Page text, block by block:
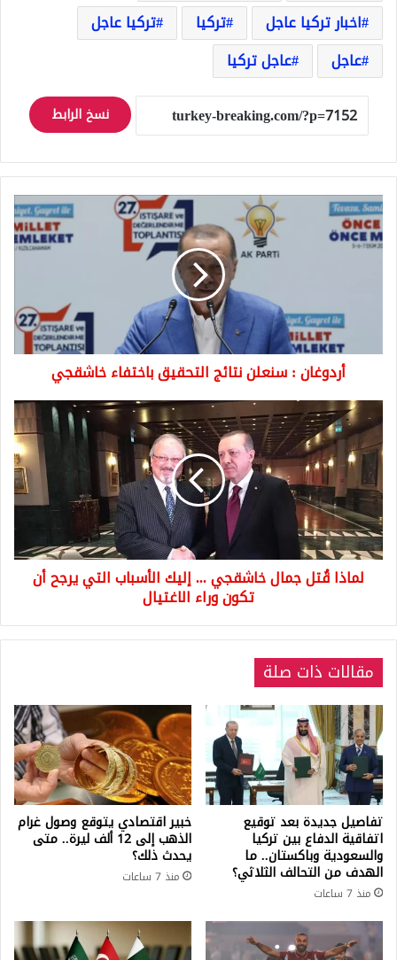
اخبار تركيا عاجل
تركيا
تركيا عاجل
عاجل
عاجل تركيا
نسخ الرابط
أردوغان
:
سنعلن
خاشقجي
أردوغان : سنعلن نتائج التحقيق باختفاء خاشقجي
لماذا
قُتل
جمال
خاشقجي
...
إليك
الأسباب
التي
يرجح
الاغتيال
لماذا قُتل جمال خاشقجي ... إليك الأسباب التي يرجح أن
تكون وراء الاغتيال
مقالات ذات صلة
تفاصيل جديدة بعد توقيع
اتفاقية الدفاع بين تركيا
والسعودية وباكستان.. ما
الهدف من التحالف الثلاثي؟
منذ 7 ساعات
خبير اقتصادي يتوقع وصول غرام
الذهب إلى 12 ألف ليرة.. متى
يحدث ذلك؟
منذ 7 ساعات